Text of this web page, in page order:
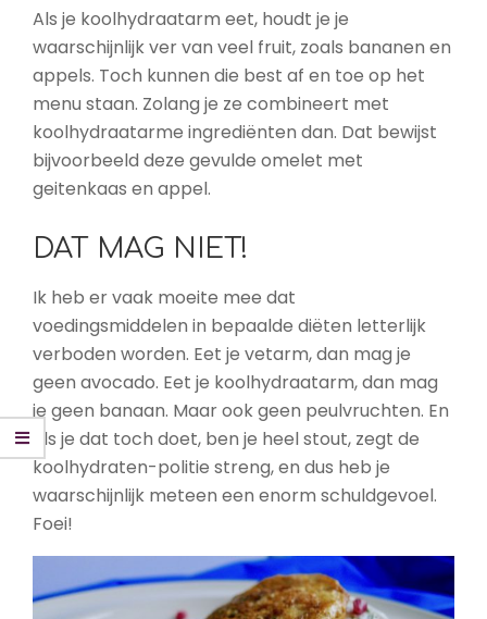
Als je koolhydraatarm eet, houdt je je
waarschijnlijk ver van veel fruit, zoals bananen en
appels. Toch kunnen die best af en toe op het
menu staan. Zolang je ze combineert met
koolhydraatarme ingrediënten dan. Dat bewijst
bijvoorbeeld deze gevulde omelet met
geitenkaas en appel.
DAT MAG NIET!
Ik heb er vaak moeite mee dat
voedingsmiddelen in bepaalde diëten letterlijk
verboden worden. Eet je vetarm, dan mag je
geen avocado. Eet je koolhydraatarm, dan mag
je geen banaan. Maar ook geen peulvruchten. En
als je dat toch doet, ben je heel stout, zegt de
koolhydraten-politie streng, en dus heb je
waarschijnlijk meteen een enorm schuldgevoel.
Foei!